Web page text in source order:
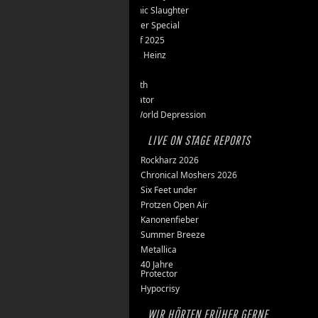
Teutonic Slaughter
Silvester Special
Best of 2025
Inge & Heinz
Stillbirth
Knorkator
New World Depression
LIVE ON STAGE REPORTS
Rockharz 2026
Chronical Moshers 2026
Six Feet under
Protzen Open Air
Kanonenfieber
Summer Breeze
Metallica
40 Jahre
Protector
Hypocrisy
WIR HÖRTEN FRÜHER GERNE